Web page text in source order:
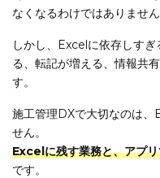
なくなるわけではありません
しかし、Excelに依存しす
る、転記が増える、情報共
す。
施工管理DXで大切なのは、
せん。
Excelに残す業務と、アプ
です。